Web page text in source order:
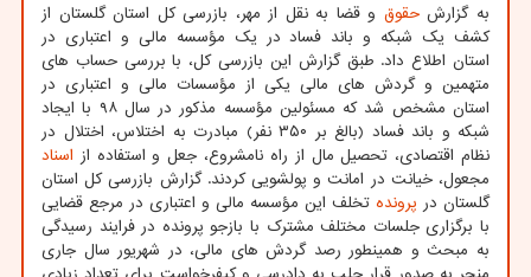
به گزارشحقوق و قضا به نقل از مهر، بازرسی کل استان گلستان از
کشف یک شبکه و باند فساد در یک مؤسسه مالی و اعتباری در
استان اطلاع داد. طبق گزارش این بازرسی کل، با بررسی حساب های
متهمین و گردش های مالی یکی از مؤسسات مالی و اعتباری در
استان مشخص شد که مسئولین مؤسسه مذکور در سال ۹۸ با ایجاد
شبکه و باند فساد (بالغ بر ۳۵۰ نفر) مبادرت به اختلاس، اختلال در
نظام اقتصادی، تحصیل مال از راه نامشروع، جعل و استفاده از اسناد
مجعول، خیانت در امانت و پولشویی کردند. گزارش بازرسی کل استان
گلستان در پرونده تخلف این مؤسسه مالی و اعتباری در مرجع قضایی
با برگزاری جلسات مختلف مشترک با بازجو پرونده در فرایند رسیدگی
به مبحث و همینطور رصد گردش های مالی، در شهریور سال جاری